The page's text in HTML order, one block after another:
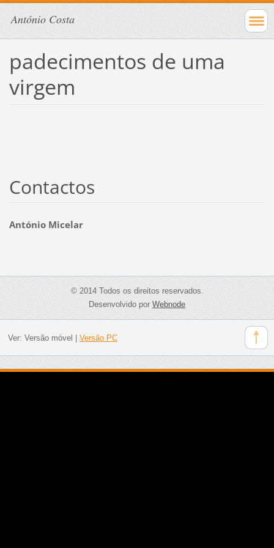
António Costa
padecimentos de uma
virgem
Contactos
António Micelar
© 2014 Todos os direitos reservados.
Desenvolvido porWebnode
Ver: Versão móvel Versão PC